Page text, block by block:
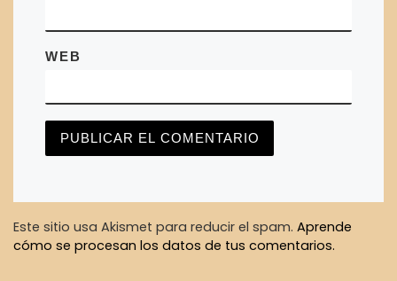
WEB
Este sitio usa Akismet para reducir el spam. Aprende
cómo se procesan los datos de tus comentarios.